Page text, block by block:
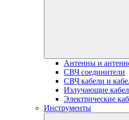
Антенны и
СВЧ соединители
СВЧ кабели и
Излучающие
Электрические
Инструменты